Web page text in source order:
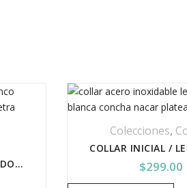
Personalizada
Collares,Iniciales ,
COLLAR INICIAL / LETRA DORADA
Colecciones, Collar
$299.00